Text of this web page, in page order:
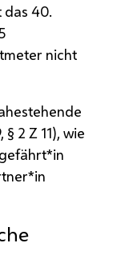
das 40.
nicht
§ 2 Z 11), wie